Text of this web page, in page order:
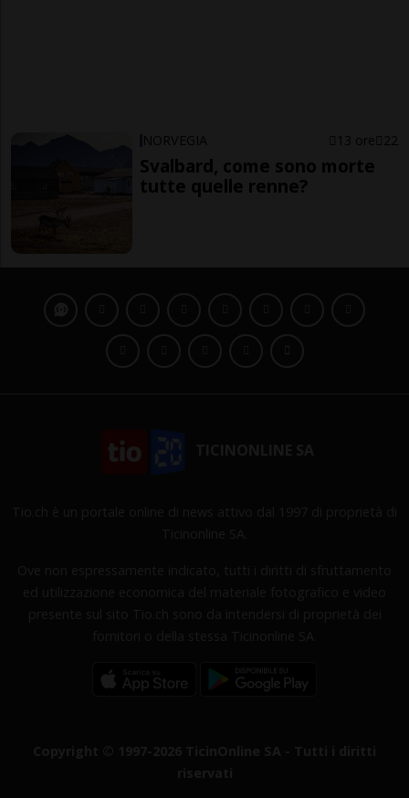
NORVEGIA 13 ore 22
Svalbard, come sono morte
tutte quelle renne?